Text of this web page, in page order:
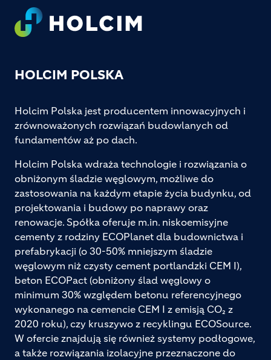
Footer
HOLCIM POLSKA
Holcim Polska jest producentem innowacyjnych i
zrównoważonych rozwiązań budowlanych od
fundamentów aż po dach.
Holcim Polska wdraża technologie i rozwiązania o
obniżonym śladzie węglowym, możliwe do
zastosowania na każdym etapie życia budynku, od
projektowania i budowy po naprawy oraz
renowacje. Spółka oferuje m.in. niskoemisyjne
cementy z rodziny ECOPlanet dla budownictwa i
prefabrykacji (o 30-50% mniejszym śladzie
węglowym niż czysty cement portlandzki CEM I),
beton ECOPact (obniżony ślad węglowy o
minimum 30% względem betonu referencyjnego
wykonanego na cemencie CEM I z emisją CO₂ z
2020 roku), czy kruszywo z recyklingu ECOSource.
W ofercie znajdują się również systemy podłogowe,
a także rozwiązania izolacyjne przeznaczone do